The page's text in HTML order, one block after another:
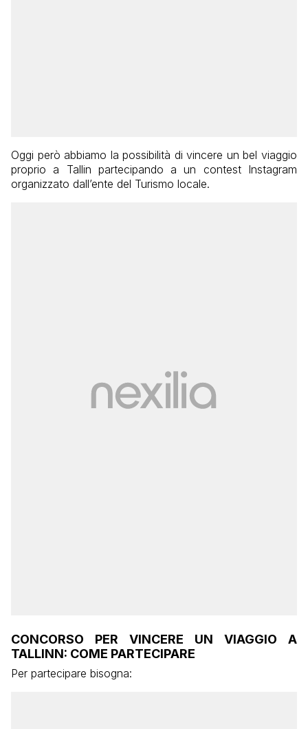
Oggi però abbiamo la possibilità di vincere un bel viaggio
proprio a Tallin partecipando a un contest Instagram
organizzato dall’ente del Turismo locale.
CONCORSO PER VINCERE UN VIAGGIO A
TALLINN: COME PARTECIPARE
Per partecipare bisogna: